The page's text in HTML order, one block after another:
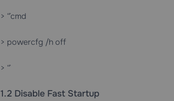
> “`cmd
> powercfg /h off
> “`
1.2 Disable Fast Startup